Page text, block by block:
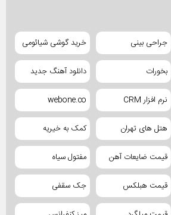
جراحی بینی خرید گوشی شیائومی
بخورات دانلود آهنگ جدید
نرم افزار CRM webone.co
هتل های تهران کمک به خیریه
قیمت ضایعات آهن مفتول سیاه
قیمت هبلکس جک سقفی